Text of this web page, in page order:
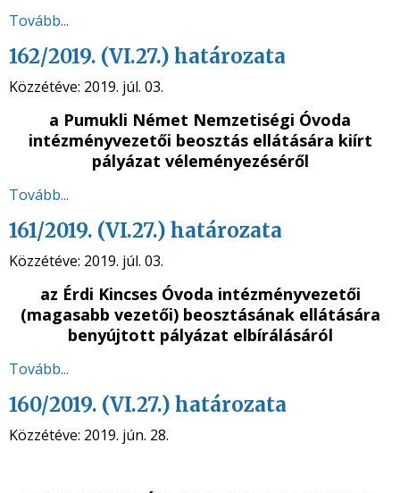
Tovább...
162/2019. (VI.27.) határozata
Közzétéve: 2019. júl. 03.
a Pumukli Német Nemzetiségi Óvoda
intézményvezetői beosztás ellátására kiírt
pályázat véleményezéséről
Tovább...
161/2019. (VI.27.) határozata
Közzétéve: 2019. júl. 03.
az Érdi Kincses Óvoda intézményvezetői
(magasabb vezetői) beosztásának ellátására
benyújtott pályázat elbírálásáról
Tovább...
160/2019. (VI.27.) határozata
Közzétéve: 2019. jún. 28.